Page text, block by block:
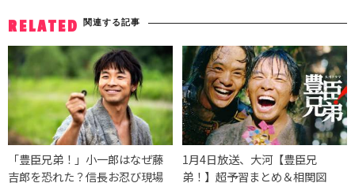
RELATED 関連する記事
「豊臣兄弟！」小一郎はなぜ藤
吉郎を恐れた？信長お忍び現場
1月4日放送、大河【豊臣兄
弟！】超予習まとめ＆相関図